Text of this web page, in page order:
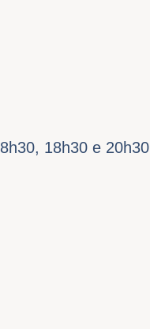
8h30, 18h30 e 20h30